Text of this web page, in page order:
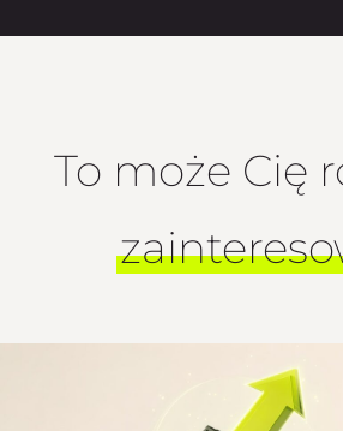
To może Cię